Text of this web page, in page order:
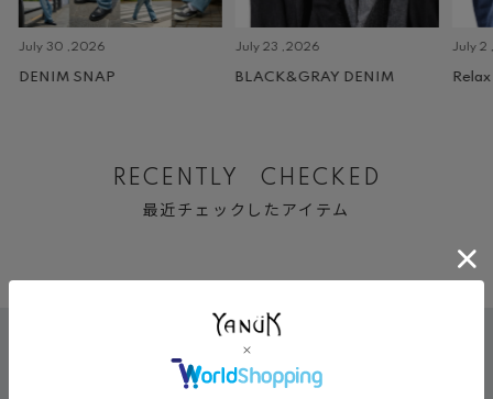
July 30 ,2026
DENIM SNAP
July 23 ,2026
BLACK&GRAY DENIM
July 2
Relax
RECENTLY CHECKED
最近チェックしたアイテム